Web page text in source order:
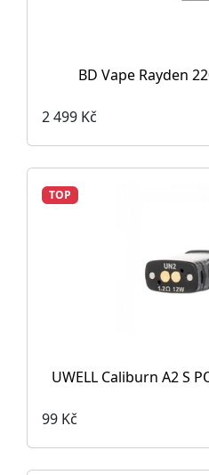
BD Vape Rayden
2 499 Kč
TOP
UWELL Caliburn A2 S
99 Kč